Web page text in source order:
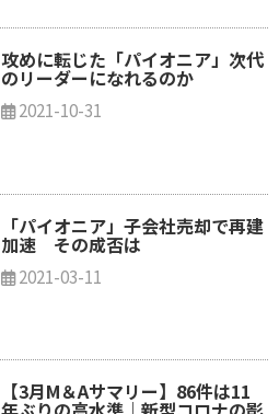
攻めに転じた「パイオニア」次代
のリーダーになれるのか
2021-10-31
「パイオニア」子会社売却で再建
加速 その成否は
2021-03-11
【3月M＆Aサマリー】86件は11